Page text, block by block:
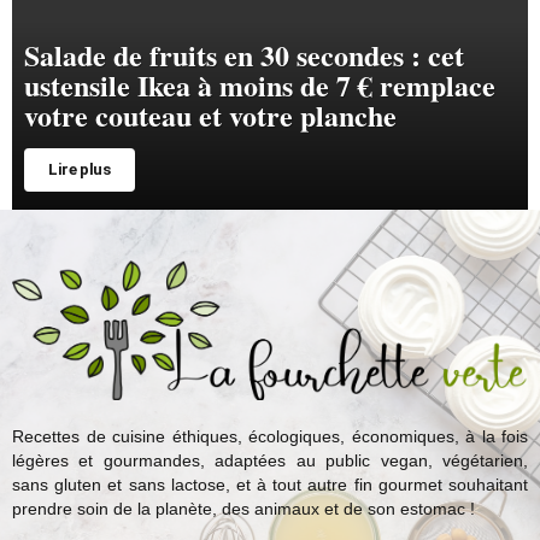
Salade de fruits en 30 secondes : cet
ustensile Ikea à moins de 7 € remplace
votre couteau et votre planche
Lire plus
Recettes de cuisine éthiques, écologiques, économiques, à la fois
légères et gourmandes, adaptées au public vegan, végétarien,
sans gluten et sans lactose, et à tout autre fin gourmet souhaitant
prendre soin de la planète, des animaux et de son estomac !